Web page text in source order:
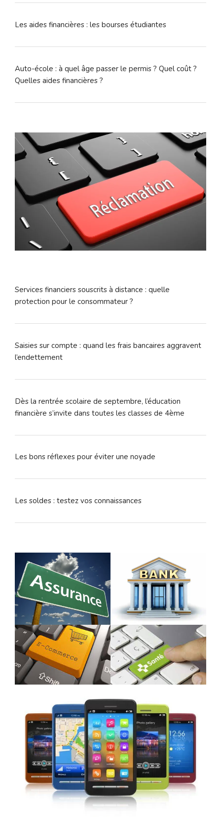
Les aides financières : les bourses étudiantes
Auto-école : à quel âge passer le permis ? Quel coût ?
Quelles aides financières ?
Services financiers souscrits à distance : quelle
protection pour le consommateur ?
Saisies sur compte : quand les frais bancaires aggravent
l’endettement
Dès la rentrée scolaire de septembre, l’éducation
financière s’invite dans toutes les classes de 4ème
Les bons réflexes pour éviter une noyade
Les soldes : testez vos connaissances